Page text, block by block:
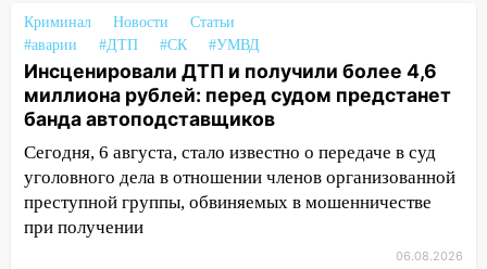
Чемпионате России
16:02
В Ульяновской области убрали
более 28% площадей зерновых и
зернобобовых культур
15:51
Бросила кирпич в жену брата: в
Ульяновской области завели дело на
агрессивную женщину
15:47 На улице Радищева сбили
курьера: крупная авария в Ульяновске
Криминал Новости
Статьи
#аварии
#ДТП #СК #УМВД
Инсценировали ДТП и получили более 4,6
миллиона рублей: перед судом предстанет
банда автоподставщиков
Сегодня, 6 августа, стало известно о передаче в суд
уголовного дела в отношении членов организованной
преступной группы, обвиняемых в мошенничестве
при получении
06.08.2026